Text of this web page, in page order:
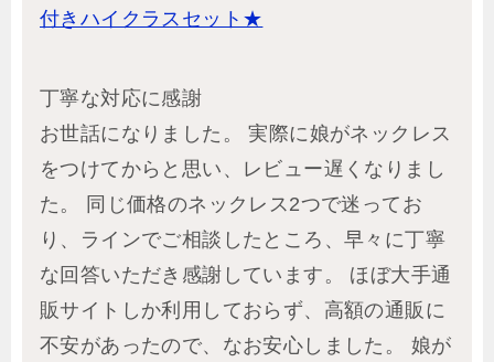
付きハイクラスセット★
丁寧な対応に感謝
お世話になりました。 実際に娘がネックレス
をつけてからと思い、レビュー遅くなりまし
た。 同じ価格のネックレス2つで迷ってお
り、ラインでご相談したところ、早々に丁寧
な回答いただき感謝しています。 ほぼ大手通
販サイトしか利用しておらず、高額の通販に
不安があったので、なお安心しました。 娘が